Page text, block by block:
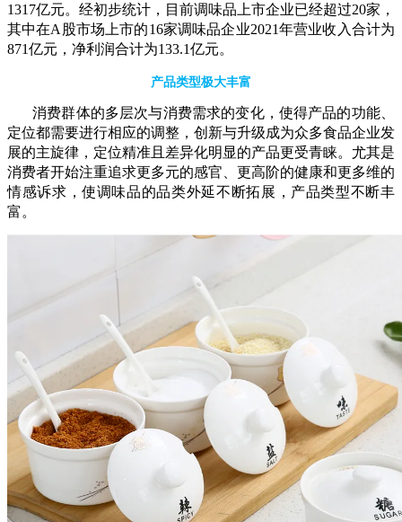
1317亿元。经初步统计，目前调味品上市企业已经超过20家，
其中在A股市场上市的16家调味品企业2021年营业收入合计为
871亿元，净利润合计为133.1亿元。
产品类型极大丰富
消费群体的多层次与消费需求的变化，使得产品的功能、
定位都需要进行相应的调整，创新与升级成为众多食品企业发
展的主旋律，定位精准且差异化明显的产品更受青睐。尤其是
消费者开始注重追求更多元的感官、更高阶的健康和更多维的
情感诉求，使调味品的品类外延不断拓展，产品类型不断丰
富。